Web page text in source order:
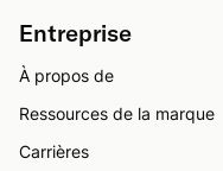
Entreprise
À propos de
Ressources de la marque
Carrières